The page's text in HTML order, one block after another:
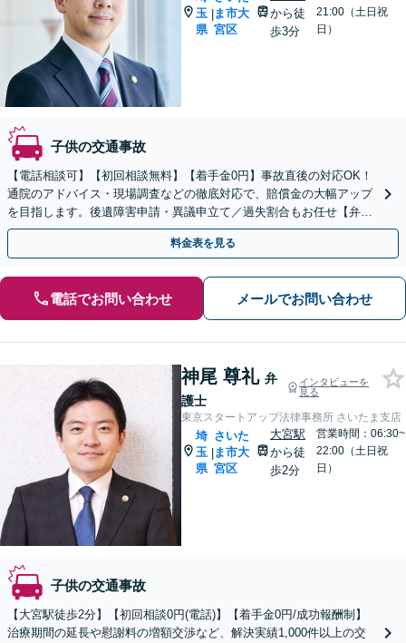
玉
県
|ま市大
宮区
から徒
歩3分
21:00（土日祝
日）
子供の交通事故
【電話相談可】【初回相談無料】【着手金0円】事故直後の対応OK！
通院のアドバイス・現場調査などの徹底対応で、賠償金の大幅アップ
を目指します。後遺障害申請・異議申立て／過失割合もお任せ【弁護
士特約利用可】【完全個室】【大宮駅3分】
料金表を見る
電話でお問い合わせ メールでお問い合わせ
神尾 尊礼 弁
護士
インタビューを
見る
東京スタートアップ法律事務所 さいたま支店
埼
玉
県
|
さいた
ま市大
宮区
大宮駅
から徒
歩2分
営業時間：06:30~
22:00（土日祝
日）
子供の交通事故
【大宮駅徒歩2分】【初回相談0円(電話)】【着手金0円/成功報酬制】
治療期間の延長や慰謝料の増額交渉など、解決実績1,000件以上の交